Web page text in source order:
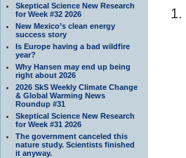
Skeptical Science New Research
for Week #32 2026
New Mexico’s clean energy
success story
Is Europe having a bad wildfire
year?
Why Hansen may end up being
right about 2026
2026 SkS Weekly Climate Change
& Global Warming News
Roundup #31
Skeptical Science New Research
for Week #31 2026
The government canceled this
nature study. Scientists finished
it anyway.